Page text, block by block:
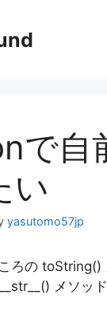
で自
い
yasutomo57jp
ろの toString()
メソッ